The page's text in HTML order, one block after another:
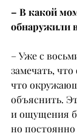
– В какой
обнаружили
– Уже с
замечать,
что
объяснить.
и ощущения
но